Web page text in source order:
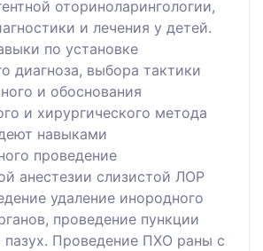
оториноларингологии,
и лечения у детей.
по установке
диагноза, выбора тактики
и обоснования
и хирургического метода
навыками
проведение
анестезии слизистой ЛОР
удаление инородного
проведение пункции
пазух. Проведение ПХО раны с